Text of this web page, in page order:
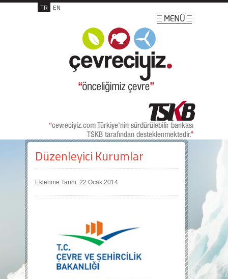
TR EN
Düzenleyici Kurumlar
Eklenme Tarihi: 22 Ocak 2014